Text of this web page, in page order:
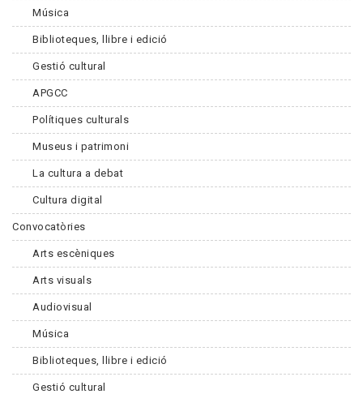
Música
Biblioteques, llibre i edició
Gestió cultural
APGCC
Polítiques culturals
Museus i patrimoni
La cultura a debat
Cultura digital
Convocatòries
Arts escèniques
Arts visuals
Audiovisual
Música
Biblioteques, llibre i edició
Gestió cultural